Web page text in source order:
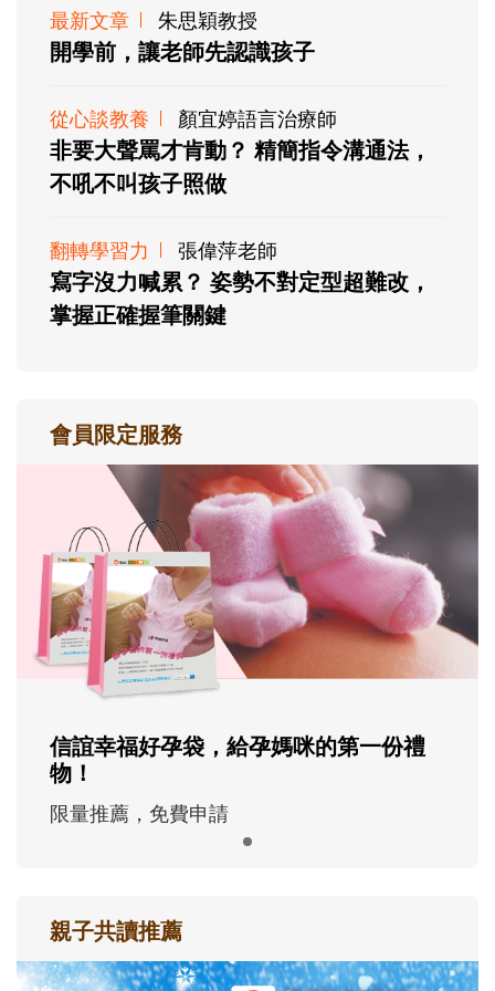
最新文章 朱思穎教授
開學前，讓老師先認識孩子
從心談教養 顏宜婷語言治療師
非要大聲罵才肯動？ 精簡指令溝通法，
不吼不叫孩子照做
翻轉學習力 張偉萍老師
寫字沒力喊累？ 姿勢不對定型超難改，
掌握正確握筆關鍵
會員限定服務
信誼幸福好孕袋，給孕媽咪的第一份禮
物！
限量推薦，免費申請
親子共讀推薦